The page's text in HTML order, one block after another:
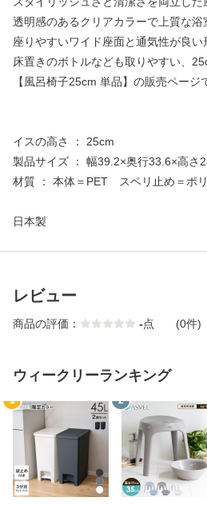
透明感のあるクリアカラーで上質な浴
座りやすいワイド座面と通気性が良い
床置きのボトルなども取りやすい、
【風呂椅子25cm 単品】の販売ページ
イスの高さ ： 25cm
製品サイズ ： 幅39.2×奥行33.6×高さ
材質 ： 本体＝PET スベリ止め＝ポ
日本製
レビュー
商品の評価： -点 (0件)
ウィークリーランキング
1 2